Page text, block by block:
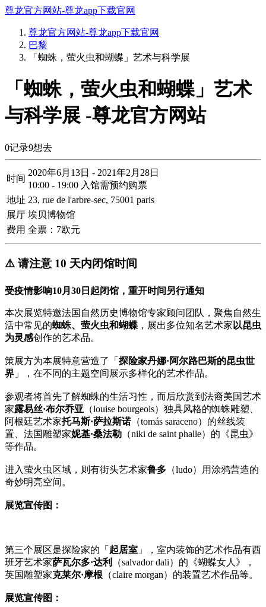
尊龙官方网站-尊龙app下载官网
尊龙官方网站-尊龙app下载官网
巴黎
「蜘蛛，萤火虫和蝴蝶」艺术与科学展
「蜘蛛，萤火虫和蝴蝶」艺术
与科学展 -尊龙官方网站
0记录9想去
时间
2020年6月13日 - 2021年2月28日
10:00 - 19:00 入馆需预约购票
地址 23, rue de l'arbre-sec, 75001 paris
展厅 埃贝博物馆
费用 全票：7欧元
⚠️ 请注意 10 天内闭馆时间
受疫情影响10月30日起闭馆，重开时间另行通知
本次展览特邀法国自然历史博物馆专家顾问团队，聚焦自然生
活中常见的蜘蛛、萤火虫和蝴蝶 ，展出多位知名艺术家 以昆虫
为灵感创作的艺术品。
策展方为本展特意营造了「 探险家丹娜·阿尔路巴斯的昆虫世
界 」，在不同的主题空间展示多样化的艺术作品。
参观者将首先了解蜘蛛的生活习性，而后欣赏到法裔美国艺术
家露易丝·布尔乔亚 （louise bourgeois）独具风格的蜘蛛雕塑、
阿根廷艺术家托马斯·萨拉斯诺（tomás saraceno）的丝线装
置、法国雕塑家妮基·桑法勒 （niki de saint phalle）的《昆虫》
等作品。
进入萤火虫区域，则有街头艺术家鲁多 （ludo）用涂鸦营造的
奇妙明亮空间。
展览宣传图：
第三个展区是探险家的「 起居室 」，室内装饰的艺术作品有西
班牙艺术家萨瓦尔多·达利
（salvador dali）的《蝴蝶女人》，
英国雕塑家克莱尔·摩根 （claire morgan）的装置艺术作品等。
展览宣传图：